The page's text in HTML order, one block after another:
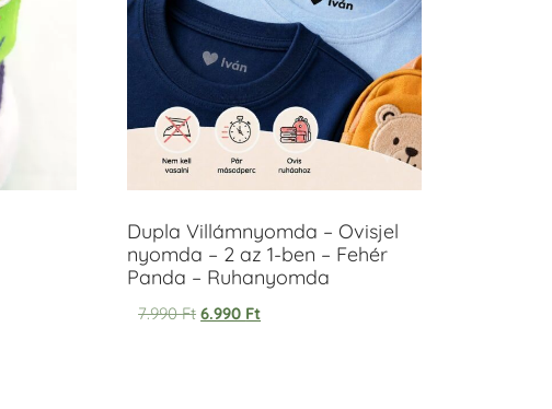
Dupla Villámnyomda – Ovisjel
nyomda – 2 az 1-ben – Fehér
Panda – Ruhanyomda
7.990Ft 6.990 Ft